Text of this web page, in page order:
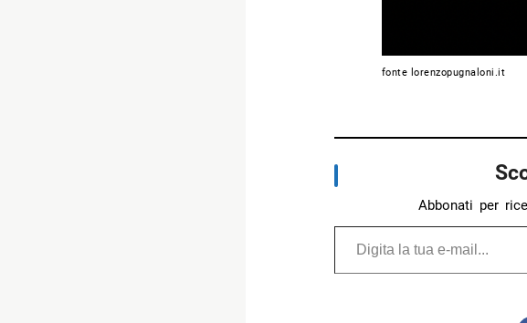
fonte lorenzopugnaloni.it
Abbonati per
Digita la tua e-mail...